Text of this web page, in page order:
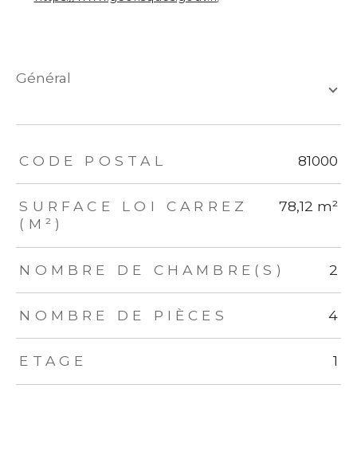
général
TRAD_ZEPHYR_Caracteristique TRAD_ZEPHYR_Valeurs
CODE POSTAL 81000
SURFACE LOI CARREZ
(M²)
78,12 m²
NOMBRE DE CHAMBRE(S) 2
NOMBRE DE PIÈCES 4
ETAGE 1